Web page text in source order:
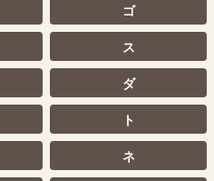
ゴ
ス
ダ
ト
ネ